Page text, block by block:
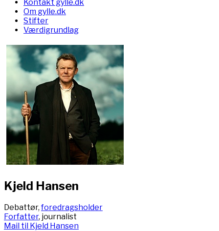
Kontakt gylle.dk
Om gylle.dk
Stifter
Værdigrundlag
Kjeld Hansen
Debattør,foredragsholder
Forfatter, journalist
Mail til Kjeld Hansen